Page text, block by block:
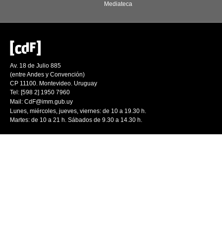
Mediateca
Av. 18 de Julio 885
(entre Andes y Convención)
CP 11100. Montevideo. Uruguay
Tel: [598 2] 1950 7960
Mail: CdF@imm.gub.uy
Lunes, miércoles, jueves, viernes: de 10 a 19.30 h.
Martes: de 10 a 21 h. Sábados de 9.30 a 14.30 h.